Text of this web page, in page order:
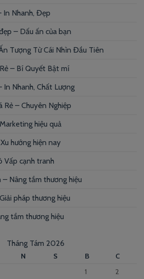
In Nhanh, Đẹp
– Dấu ấn của bạn
Tượng Từ Cái Nhìn Đầu Tiên
– Bí Quyết Bật mí
In Nhanh, Chất Lượng
Rẻ – Chuyên Nghiệp
hiệu quả
hướng hiện nay
Vấp cạnh tranh
Nâng tầm thương hiệu
pháp thương hiệu
tầm thương hiệu
Tháng Tám 2026
N S B
C
1
2